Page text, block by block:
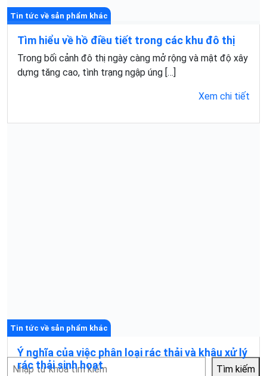
Tin tức về sản phẩm khác
Tìm hiểu về hồ điều tiết trong các khu đô thị
Trong bối cảnh đô thị ngày càng mở rộng và mật độ xây
dựng tăng cao, tình trạng ngập úng […]
Xem chi tiết
Tin tức về sản phẩm khác
Ý nghĩa của việc phân loại rác thải và khâu xử lý
rác thải sinh hoạt
Tìm
Tìm kiếm